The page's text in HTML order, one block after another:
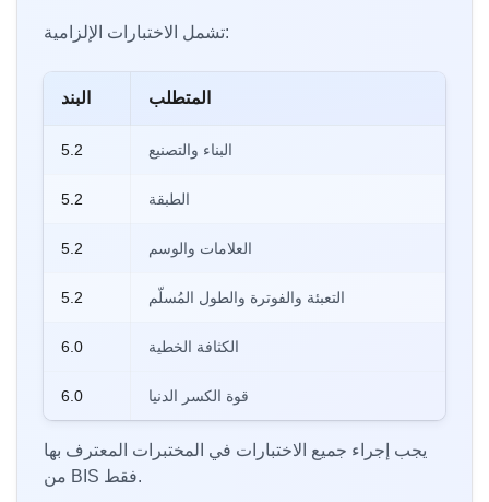
تشمل الاختبارات الإلزامية:
البند المتطلب
5.2 البناء والتصنيع
5.2 الطبقة
5.2 العلامات والوسم
5.2 التعبئة والفوترة والطول المُسلّم
6.0 الكثافة الخطية
6.0 قوة الكسر الدنيا
يجب إجراء جميع الاختبارات في المختبرات المعترف بها
من BIS فقط.